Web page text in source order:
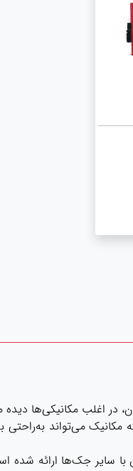
در اغلب مکانیکی‌ها
مکانیک می‌تواند
سایر جک‌ها ارائه شده